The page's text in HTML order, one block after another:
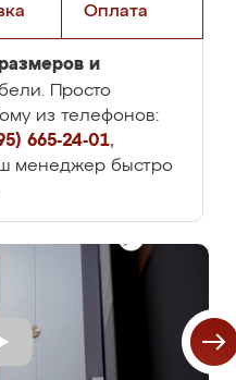
Оплата
и
Просто
из телефонов:
665-24-01,
менеджер быстро